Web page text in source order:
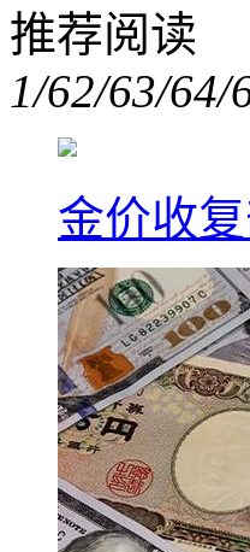
推荐阅读
1/62/63/64/
金价收